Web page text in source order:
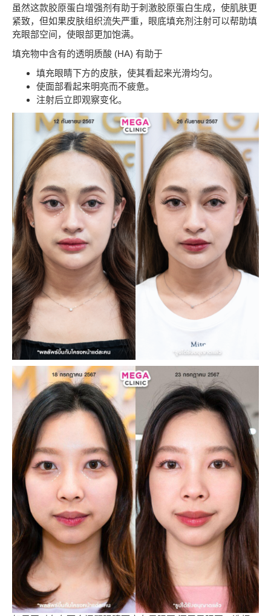
虽然这款胶原蛋白增强剂有助于刺激胶原蛋白生成，使肌肤更
紧致，但如果皮肤组织流失严重，眼底填充剂注射可以帮助填
充眼部空间，使眼部更加饱满。
填充物中含有的透明质酸 (HA) 有助于
填充眼睛下方的皮肤，使其看起来光滑均匀。
使面部看起来明亮而不疲惫。
注射后立即观察变化。